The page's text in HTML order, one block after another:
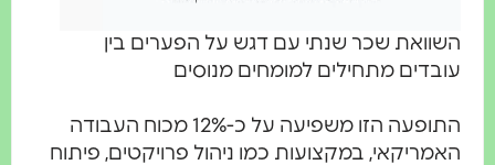
השוואת שכר שנתי עם דגש על הפערים בין
עובדים מתחילים למומחים מנוסים
התופעה הזו משפיעה על כ-12% מכוח העבודה
האמריקאי, במקצועות כמו ניהול פרויקטים, פיתוח